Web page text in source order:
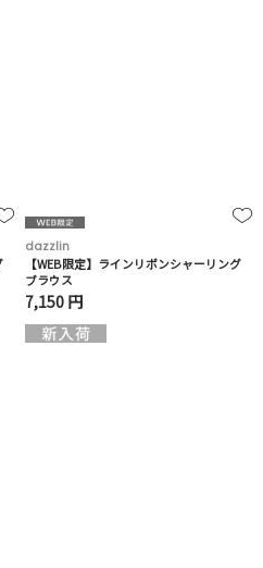
dazzlin
【WEB限定】ラインリボンシャーリング
ブラウス
7,150 円